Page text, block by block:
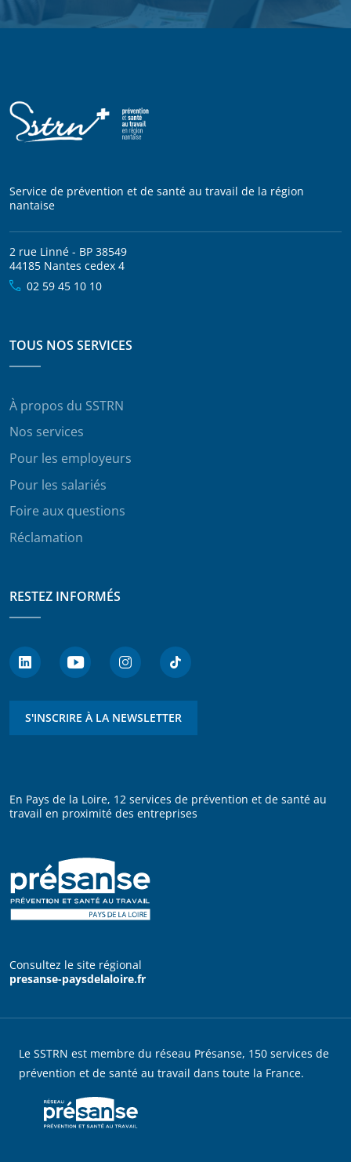
Service de prévention et de santé au travail de la région
nantaise
2 rue Linné - BP 38549
44185 Nantes cedex 4
02 59 45 10 10
TOUS NOS SERVICES
À propos du SSTRN
Nos services
Pour les employeurs
Pour les salariés
Foire aux questions
Réclamation
RESTEZ INFORMÉS
S'INSCRIRE À LA NEWSLETTER
En Pays de la Loire, 12 services de prévention et de santé au
travail en proximité des entreprises
Consultez le site régional
presanse-paysdelaloire.fr
Le SSTRN est membre du réseau Présanse, 150 services de
prévention et de santé au travail dans toute la France.